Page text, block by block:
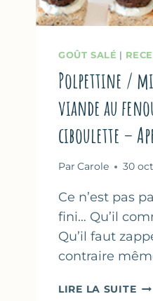
GOÛT SALÉ |
Polpettine /
viande au
ciboulette –
Par Carole 30
Ce n’est pas
fini… Qu’il
Qu’il faut
contraire
LIRE LA SUITE